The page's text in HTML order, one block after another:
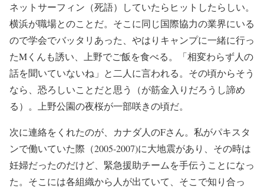
ネットサーフィン（死語）していたらヒットしたらしい。
横浜が職場とのことだ。そこに同じ国際協力の業界にいる
ので学会でバッタリあった、やはりキャンプに一緒に行っ
たMくんも誘い、上野でご飯を食べる。「相変わらず人の
話を聞いていないね」と二人に言われる。その頃からそう
なら、恐ろしいことだと思う（が筋金入りだろうし諦め
る）。上野公園の夜桜が一部咲きの頃だ。
次に連絡をくれたのが、カナダ人のFさん。私がパキスタ
ンで働いていた際（2005-2007)に大地震があり、その時は
妊婦だったのだけど、緊急援助チームを手伝うことになっ
た。そこには各組織から人が出ていて、そこで知り合っ